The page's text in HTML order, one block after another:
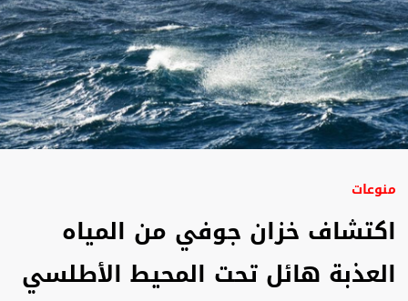
منوعات
اكتشاف خزان جوفي من المياه
العذبة هائل تحت المحيط الأطلسي